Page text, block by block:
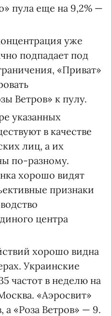
пула еще на 9,2% —
уже
подпадает под
«Приват»
Ветров» к пулу.
указанных
в качестве
лиц, а их
по-разному.
хорошо видят
признаки
центра
хорошо видна
Украинские
частот в неделю на
«Аэросвит»
а «Роза Ветров» — 9.